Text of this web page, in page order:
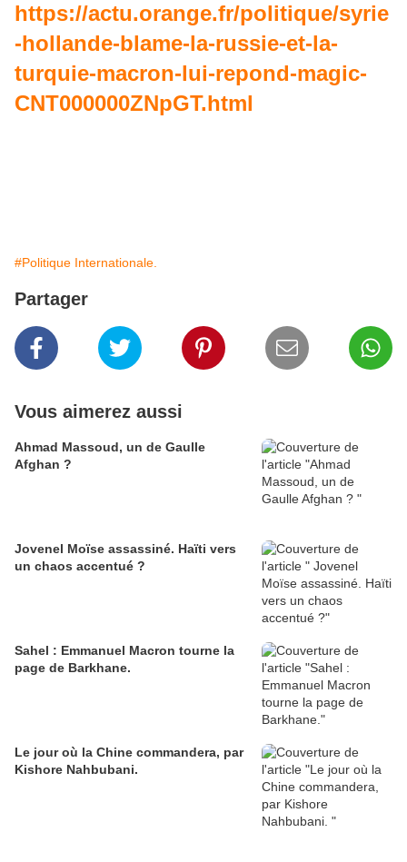
https://actu.orange.fr/politique/syrie
-hollande-blame-la-russie-et-la-
turquie-macron-lui-repond-magic-
CNT000000ZNpGT.html
#Politique Internationale.
Partager
Vous aimerez aussi
Ahmad Massoud, un de Gaulle
Afghan ?
Jovenel Moïse assassiné. Haïti vers
un chaos accentué ?
Sahel : Emmanuel Macron tourne la
page de Barkhane.
Le jour où la Chine commandera, par
Kishore Nahbubani.